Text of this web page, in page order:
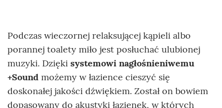
Podczas wieczornej relaksującej kąpieli albo
porannej toalety miło jest posłuchać ulubionej
muzyki. Dzięki systemowi nagłośnieniwemu
+Sound możemy w łazience cieszyć się
doskonałej jakości dźwiękiem. Został on bowiem
dopasowany do akustyki łazienek, w których